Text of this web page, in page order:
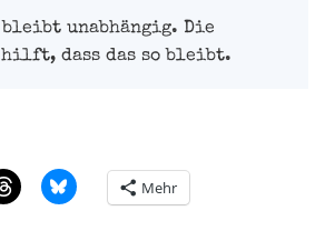
bleibt unabhängig. Die
dass das so bleibt.
Mehr